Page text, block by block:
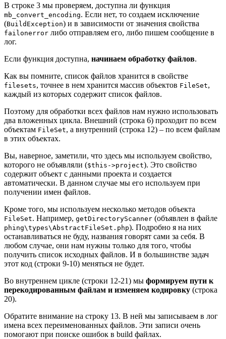
В строке 3 мы проверяем, доступна ли функция
mb_convert_encoding. Если нет, то создаем исключение
(BuildException) и в зависимости от значения свойства
failonerror либо отправляем его, либо пишем сообщение в
лог.
Если функция доступна, начинаем обработку файлов.
Как вы помните, список файлов хранится в свойстве
filesets, точнее в нем хранится массив объектов FileSet,
каждый из которых содержит список файлов.
Поэтому для обработки всех файлов нам нужно использовать
два вложенных цикла. Внешний (строка 6) проходит по всем
объектам FileSet, а внутренний (строка 12) – по всем файлам
в этих объектах.
Вы, наверное, заметили, что здесь мы используем свойство,
которого не объявляли ($this->project). Это свойство
содержит объект с данными проекта и создается
автоматически. В данном случае мы его используем при
получении имен файлов.
Кроме того, мы используем несколько методов объекта
FileSet. Например, getDirectoryScanner (объявлен в файле
phing\types\AbstractFileSet.php). Подробно я на них
останавливаться не буду, названия говорят сами за себя. В
любом случае, они нам нужны только для того, чтобы
получить список исходных файлов. И в большинстве задач
этот код (строки 9-10) меняться не будет.
Во внутреннем цикле (строки 12-21) мы формируем пути к
перекодированным файлам и изменяем кодировку (строка
20).
Обратите внимание на строку 13. В ней мы записываем в лог
имена всех переименованных файлов. Эти записи очень
помогают при поиске ошибок в build файлах.